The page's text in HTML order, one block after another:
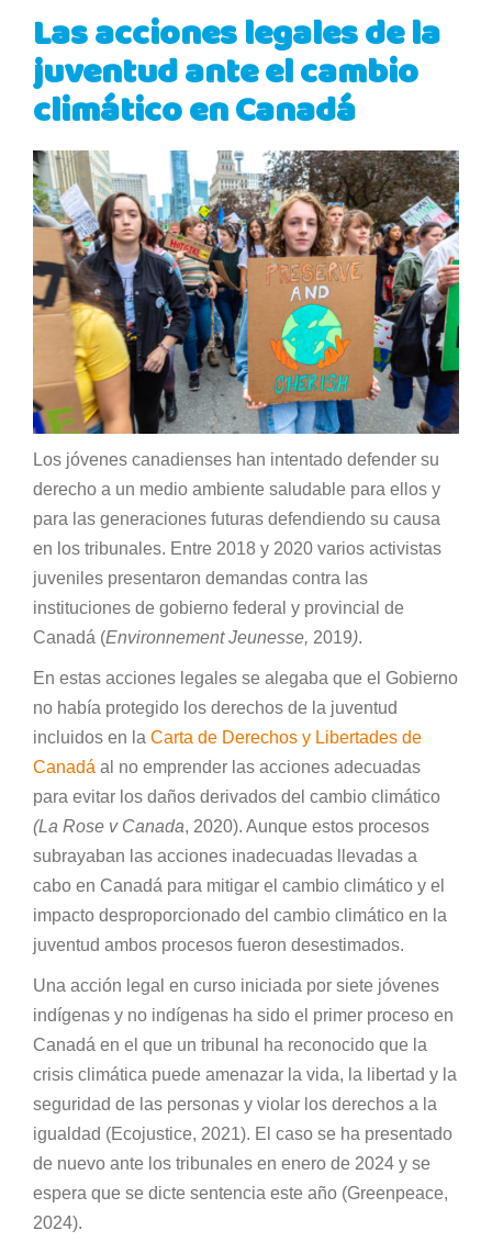
Las acciones legales de la
juventud ante el cambio
climático en Canadá
Los jóvenes canadienses han intentado defender su
derecho a un medio ambiente saludable para ellos y
para las generaciones futuras defendiendo su causa
en los tribunales. Entre 2018 y 2020 varios activistas
juveniles presentaron demandas contra las
instituciones de gobierno federal y provincial de
Canadá (Environnement Jeunesse, 2019).
En estas acciones legales se alegaba que el Gobierno
no había protegido los derechos de la juventud
incluidos en la Carta de Derechos y Libertades de
Canadá al no emprender las acciones adecuadas
para evitar los daños derivados del cambio climático
(La Rose v Canada, 2020). Aunque estos procesos
subrayaban las acciones inadecuadas llevadas a
cabo en Canadá para mitigar el cambio climático y el
impacto desproporcionado del cambio climático en la
juventud ambos procesos fueron desestimados.
Una acción legal en curso iniciada por siete jóvenes
indígenas y no indígenas ha sido el primer proceso en
Canadá en el que un tribunal ha reconocido que la
crisis climática puede amenazar la vida, la libertad y la
seguridad de las personas y violar los derechos a la
igualdad (Ecojustice, 2021). El caso se ha presentado
de nuevo ante los tribunales en enero de 2024 y se
espera que se dicte sentencia este año (Greenpeace,
2024).